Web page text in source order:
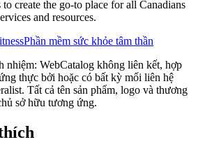
create the go-to place for all Canadians
and resources.
Phần mềm sức khỏe tâm thần
nhiệm: WebCatalog không liên kết, hợp
thực bởi hoặc có bất kỳ mối liên hệ
Tất cả tên sản phẩm, logo và thương
sở hữu tương ứng.